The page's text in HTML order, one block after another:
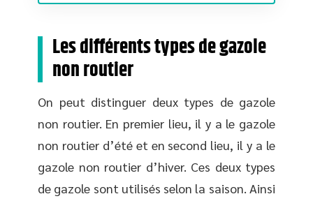
Les différents types de gazole
non routier
On peut distinguer deux types de gazole
non routier. En premier lieu, il y a le gazole
non routier d’été et en second lieu, il y a le
gazole non routier d’hiver. Ces deux types
de gazole sont utilisés selon la saison. Ainsi